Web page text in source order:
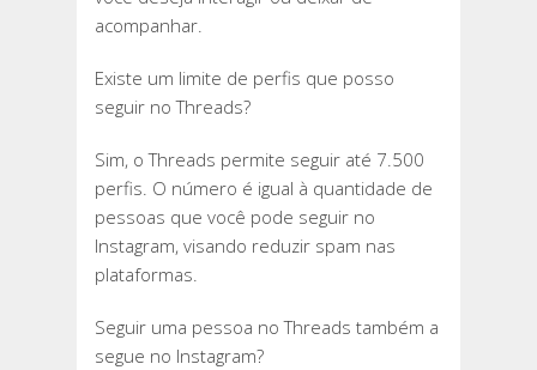
acompanhar.
Existe um limite de perfis que posso
seguir no Threads?
Sim, o Threads permite seguir até 7.500
perfis. O número é igual à quantidade de
pessoas que você pode seguir no
Instagram, visando reduzir spam nas
plataformas.
Seguir uma pessoa no Threads também a
segue no Instagram?